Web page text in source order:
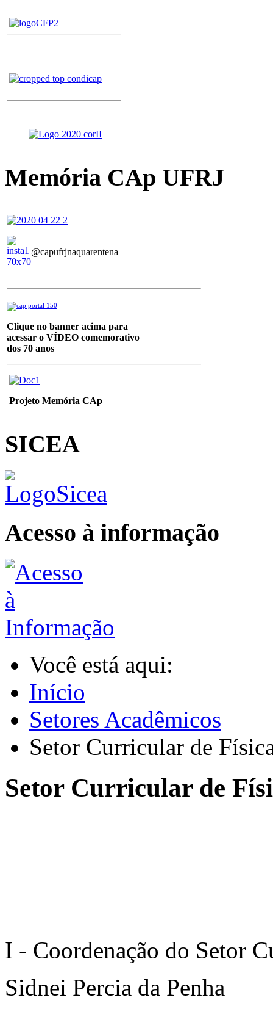
Memória CAp UFRJ
@capufrjnaquarentena
Clique no banner acima para
acessar o VÍDEO comemorativo
dos 70 anos
Projeto Memória CAp
SICEA
Acesso à informação
Você está aqui:
Início
Setores Acadêmicos
Setor Curricular de
Setor Curricular de
I - Coordenação do Setor
Sidnei Percia da Penha